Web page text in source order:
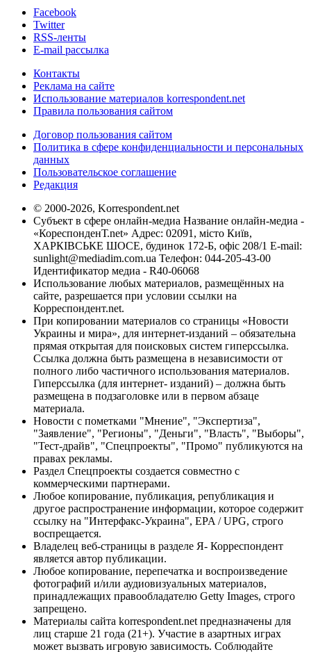
Facebook
Twitter
RSS-ленты
E-mail рассылка
Контакты
Реклама на сайте
Использование материалов korrespondent.net
Правила пользования сайтом
Договор пользования сайтом
Политика в сфере конфиденциальности и персональных
данных
Пользовательское соглашение
Редакция
© 2000-2026, Korrespondent.net
Субъект в сфере онлайн-медиа Название онлайн-медиа -
«КореспонденТ.net» Адрес: 02091, місто Київ,
ХАРКІВСЬКЕ ШОСЕ, будинок 172-Б, офіс 208/1 E-mail:
sunlight@mediadim.com.ua Телефон: 044-205-43-00
Идентификатор медиа - R40-06068
Использование любых материалов, размещённых на
сайте, разрешается при условии ссылки на
Корреспондент.net.
При копировании материалов со страницы «Новости
Украины и мира», для интернет-изданий – обязательна
прямая открытая для поисковых систем гиперссылка.
Ссылка должна быть размещена в независимости от
полного либо частичного использования материалов.
Гиперссылка (для интернет- изданий) – должна быть
размещена в подзаголовке или в первом абзаце
материала.
Новости с пометками "Мнение", "Экспертиза",
"Заявление", "Регионы", "Деньги", "Власть", "Выборы",
"Тест-драйв", "Спецпроекты", "Промо" публикуются на
правах рекламы.
Раздел Спецпроекты создается совместно с
коммерческими партнерами.
Любое копирование, публикация, републикация и
другое распространение информации, которое содержит
ссылку на "Интерфакс-Украина", EPA / UPG, строго
воспрещается.
Владелец веб-страницы в разделе Я- Корреспондент
является автор публикации.
Любое копирование, перепечатка и воспроизведение
фотографий и/или аудиовизуальных материалов,
принадлежащих правообладателю Getty Images, строго
запрещено.
Материалы сайта korrespondent.net предназначены для
лиц старше 21 года (21+). Участие в азартных играх
может вызвать игровую зависимость. Соблюдайте